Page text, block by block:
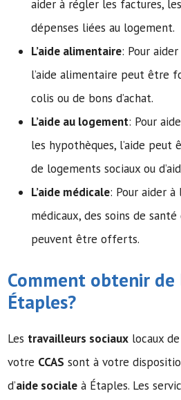
aider à régler les factures,
dépenses liées au logement.
L’aide alimentaire: Pour
l’aide alimentaire peut être
colis ou de bons d’achat.
L’aide au logement: Pour
les hypothèques, l’aide
de logements sociaux ou
L’aide médicale: Pour aider à
médicaux, des soins de
peuvent être offerts.
Comment obtenir de
Étaples?
Les travailleurs sociaux locaux
votre CCAS sont à votre
d’aide sociale à Étaples. Les